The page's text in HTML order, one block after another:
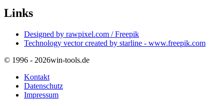
Links
Designed by rawpixel.com / Freepik
Technology vector created by starline - www.freepik.com
© 1996 - 2026win-tools.de
Kontakt
Datenschutz
Impressum